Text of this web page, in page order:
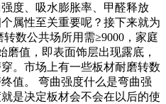
度、吸水膨胀率、甲醛释放
属性至关重要呢？接下来就为
数公共场所用需≥9000，家庭
磨值，即表面饰层出现露底，
。市场上有一些板材耐磨转数
值。 弯曲强度什么是弯曲强
是决定板材会不会在以后的使